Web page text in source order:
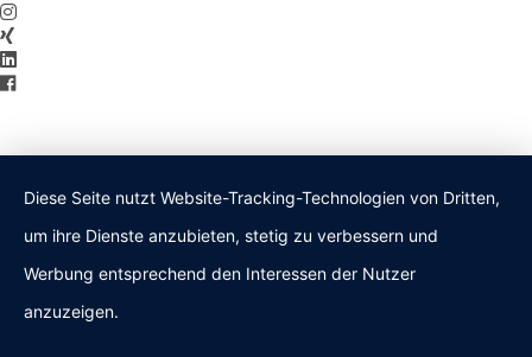
Diese Seite nutzt Website-Tracking-Technologien von Dritten,
um ihre Dienste anzubieten, stetig zu verbessern und
Werbung entsprechend den Interessen der Nutzer
anzuzeigen.